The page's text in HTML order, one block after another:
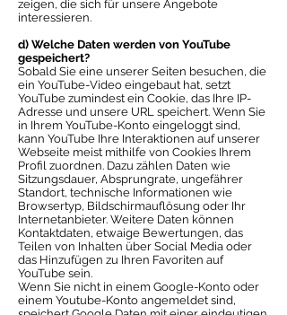
zeigen, die sich für unsere Angebote
interessieren.
d) Welche Daten werden von YouTube
gespeichert?
Sobald Sie eine unserer Seiten besuchen, die
ein YouTube-Video eingebaut hat, setzt
YouTube zumindest ein Cookie, das Ihre IP-
Adresse und unsere URL speichert. Wenn Sie
in Ihrem YouTube-Konto eingeloggt sind,
kann YouTube Ihre Interaktionen auf unserer
Webseite meist mithilfe von Cookies Ihrem
Profil zuordnen. Dazu zählen Daten wie
Sitzungsdauer, Absprungrate, ungefährer
Standort, technische Informationen wie
Browsertyp, Bildschirmauflösung oder Ihr
Internetanbieter. Weitere Daten können
Kontaktdaten, etwaige Bewertungen, das
Teilen von Inhalten über Social Media oder
das Hinzufügen zu Ihren Favoriten auf
YouTube sein.
Wenn Sie nicht in einem Google-Konto oder
einem Youtube-Konto angemeldet sind,